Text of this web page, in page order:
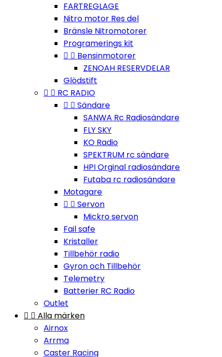
FARTREGLAGE
Nitro motor Res del
Bränsle Nitromotorer
Programerings kit
  Bensinmotorer
ZENOAH RESERVDELAR
Glödstift
  RC RADIO
  Sändare
SANWA Rc Radiosändare
FLY SKY
KO Radio
SPEKTRUM rc sändare
HPI Orginal radiosändare
Futaba rc radiosändare
Motagare
  Servon
Mickro servon
Fail safe
Kristaller
Tillbehör radio
Gyron och Tillbehör
Telemetry
Batterier RC Radio
Outlet
  Alla märken
Airnox
Arrma
Caster Racing